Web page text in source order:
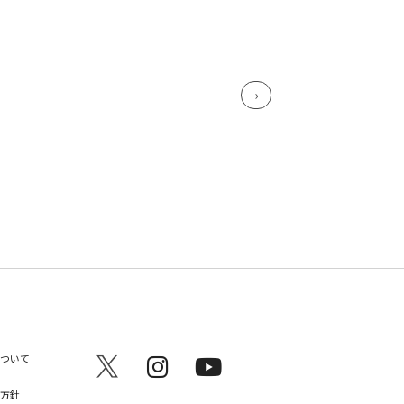
いて
針